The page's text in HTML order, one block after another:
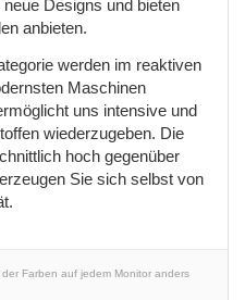
Designs und bieten
anbieten.
werden im reaktiven
Maschinen
uns intensive und
wiederzugeben. Die
hoch gegenüber
Sie sich selbst von
Farben auf jedem Monitor anders